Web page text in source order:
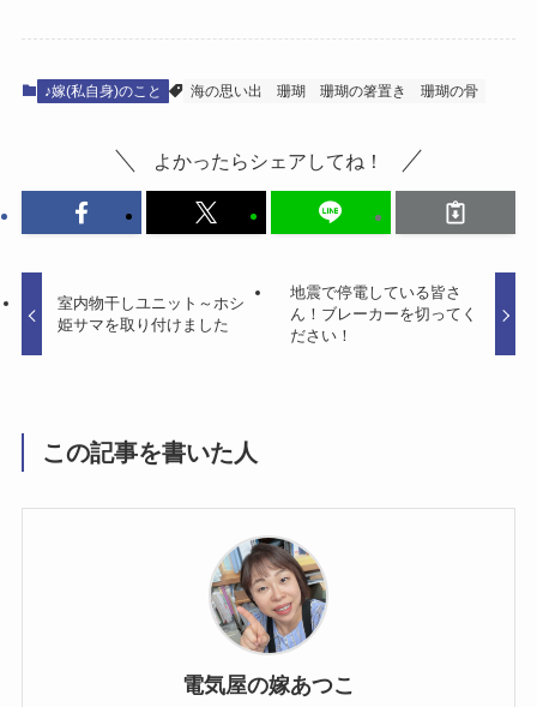
♪嫁(私自身)のこと 海の思い出 珊瑚 珊瑚の箸置き 珊瑚の骨
よかったらシェアしてね！
室内物干しユニット～ホシ
姫サマを取り付けました
地震で停電している皆さ
ん！ブレーカーを切ってく
ださい！
この記事を書いた人
電気屋の嫁あつこ